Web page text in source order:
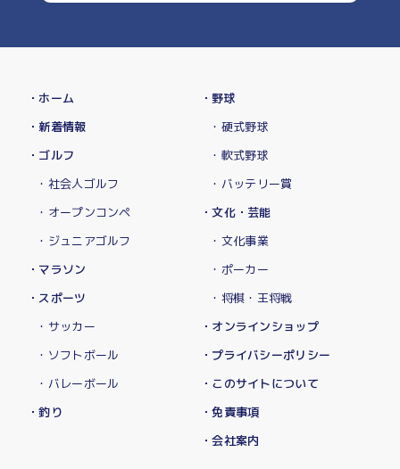
・ホーム
・新着情報
・ゴルフ
・社会人ゴルフ
・オープンコンペ
・ジュニアゴルフ
・マラソン
・スポーツ
・サッカー
・ソフトボール
・バレーボール
・釣り
・野球
・硬式野球
・軟式野球
・バッテリー賞
・文化・芸能
・文化事業
・ポーカー
・将棋・王将戦
・オンラインショップ
・プライバシーポリシー
・このサイトについて
・免責事項
・会社案内